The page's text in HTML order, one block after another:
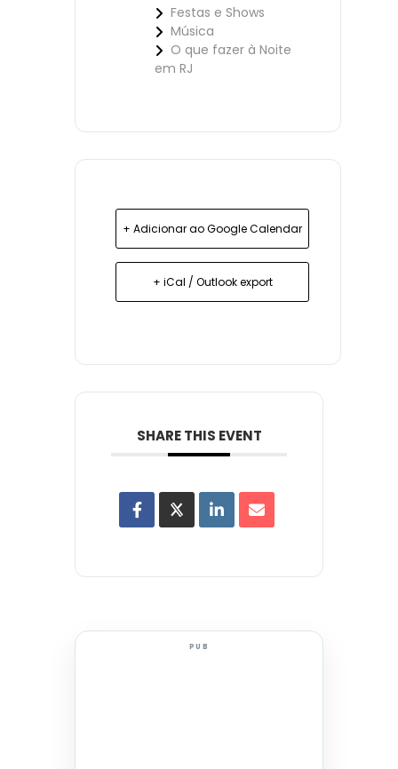
Festas e Shows
Música
O que fazer à Noite
em RJ
+ Adicionar ao Google Calendar
+ iCal / Outlook export
SHARE THIS EVENT
PUB